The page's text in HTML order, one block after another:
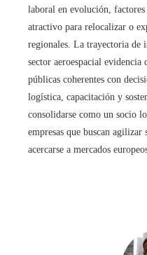
laboral en evolución,
atractivo para relocalizar o
regionales. La trayectoria de
sector aeroespacial evidencia
públicas coherentes con
logística, capacitación y
consolidarse como un socio
empresas que buscan agilizar
acercarse a mercados